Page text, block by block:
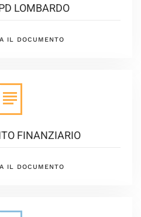
LOMBARDO
IL DOCUMENTO
FINANZIARIO
IL DOCUMENTO